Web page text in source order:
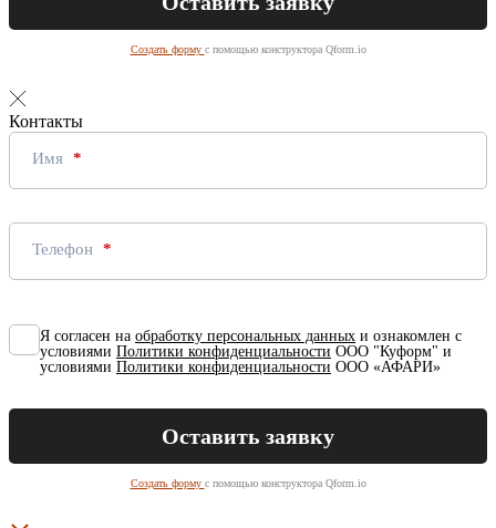
Создать форму с помощью конструктора Qform.io
Контакты
Имя
Телефон
Я согласен на обработку персональных данных и ознакомлен с
условиями Политики конфиденциальности ООО "Куформ" и
условиями Политики конфиденциальности ООО «АФАРИ»
Создать форму с помощью конструктора Qform.io